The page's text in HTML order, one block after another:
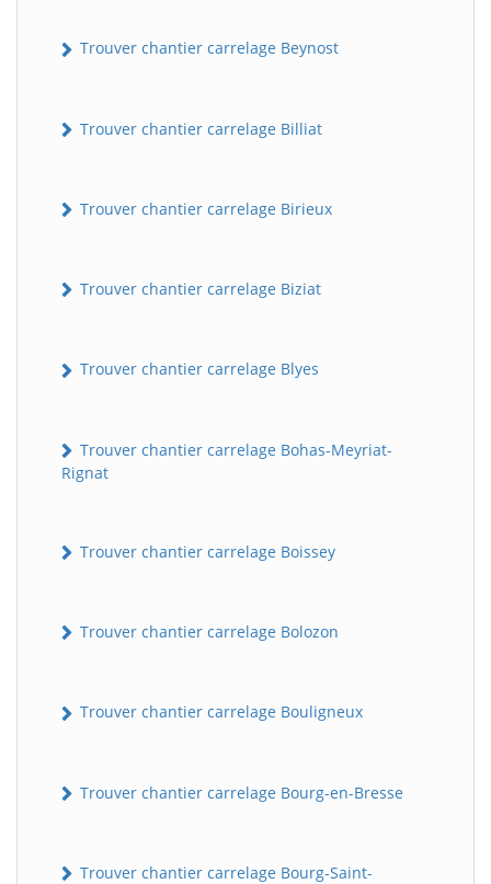
Trouver chantier carrelage Beynost
Trouver chantier carrelage Billiat
Trouver chantier carrelage Birieux
Trouver chantier carrelage Biziat
Trouver chantier carrelage Blyes
Trouver chantier carrelage Bohas-Meyriat-
Rignat
Trouver chantier carrelage Boissey
Trouver chantier carrelage Bolozon
Trouver chantier carrelage Bouligneux
Trouver chantier carrelage Bourg-en-Bresse
Trouver chantier carrelage Bourg-Saint-